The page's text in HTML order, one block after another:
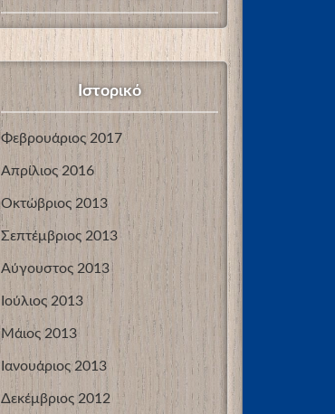
Ιστορικό
Φεβρουάριος 2017
Απρίλιος 2016
Οκτώβριος 2013
Σεπτέμβριος 2013
Αύγουστος 2013
Ιούλιος 2013
Μάιος 2013
Ιανουάριος 2013
Δεκέμβριος 2012